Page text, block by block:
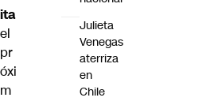
ita
el
pr
óxi
m
Julieta
Venegas
aterriza
en
Chile